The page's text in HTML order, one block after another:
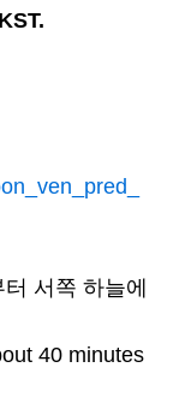
서쪽 하늘에
40 minutes